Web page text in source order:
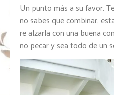
Un punto más a su favor.
no sabes que combinar,
re alzarla con una buena
no pecar y sea todo de un